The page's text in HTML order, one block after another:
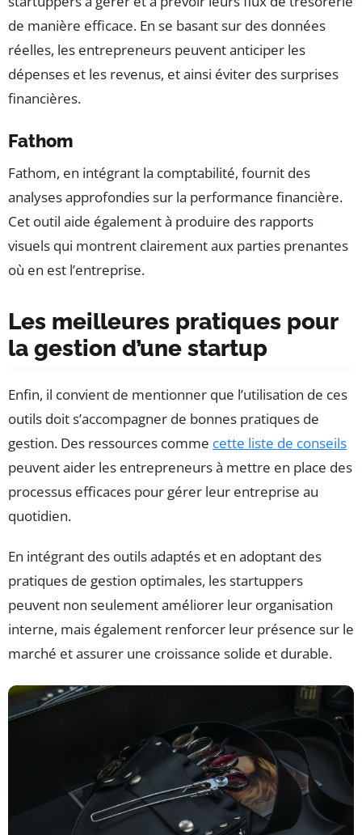
de manière efficace. En se basant sur des données
réelles, les entrepreneurs peuvent anticiper les
dépenses et les revenus, et ainsi éviter des surprises
financières.
Fathom
Fathom, en intégrant la comptabilité, fournit des
analyses approfondies sur la performance financière.
Cet outil aide également à produire des rapports
visuels qui montrent clairement aux parties prenantes
où en est l’entreprise.
Les meilleures pratiques pour
la gestion d’une startup
Enfin, il convient de mentionner que l’utilisation de ces
outils doit s’accompagner de bonnes pratiques de
gestion. Des ressources comme cette liste de conseils
peuvent aider les entrepreneurs à mettre en place des
processus efficaces pour gérer leur entreprise au
quotidien.
En intégrant des outils adaptés et en adoptant des
pratiques de gestion optimales, les startuppers
peuvent non seulement améliorer leur organisation
interne, mais également renforcer leur présence sur le
marché et assurer une croissance solide et durable.